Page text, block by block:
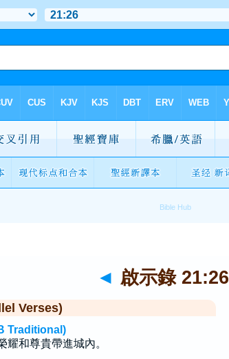
◄ 啟示錄 21:26
Verses)
Traditional)
耀和尊貴帶進城內。